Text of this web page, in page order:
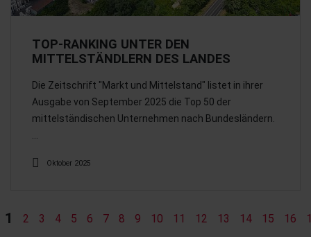
TOP-RANKING UNTER DEN
MITTELSTÄNDLERN DES LANDES
Die Zeitschrift "Markt und Mittelstand" listet in ihrer
Ausgabe von September 2025 die Top 50 der
mittelständischen Unternehmen nach Bundesländern.
…
Oktober 2025
1 2 3 4 5 6 7 8 9 10 11 12 13 14 15 16